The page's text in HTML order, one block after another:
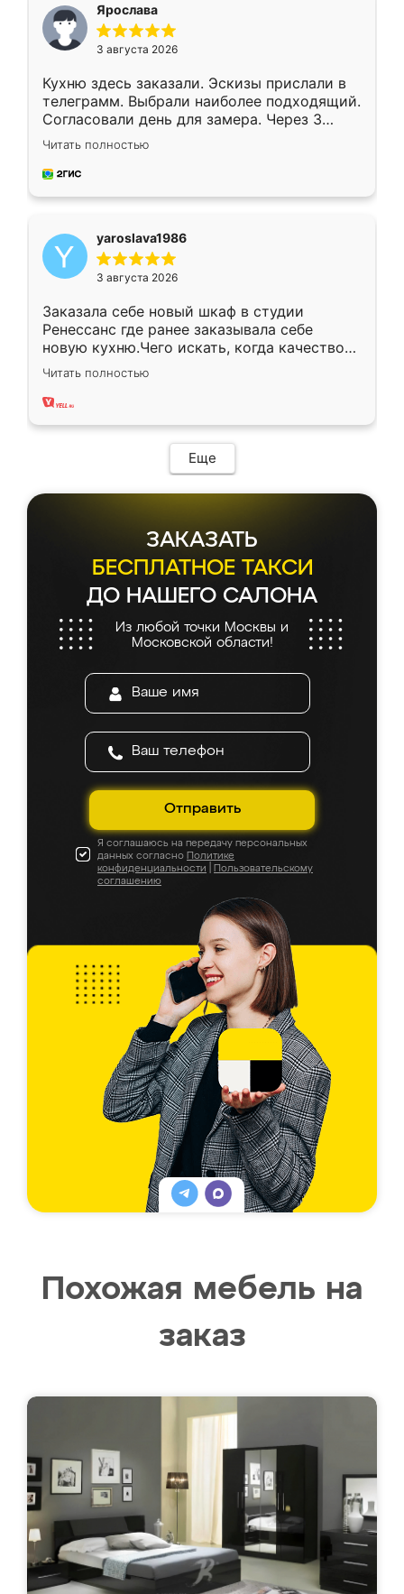
Ярослава
3 августа 2026
Кухню здесь заказали. Эскизы прислали в
телеграмм. Выбрали наиболее подходящий.
Согласовали день для замера. Через 3
недели кухня была уже готова. Остались
довольны работой. Спасибо Ренессанс
мебель за качественную работу!
Читать полностью
yaroslava1986
3 августа 2026
Заказала себе новый шкаф в студии
Ренессанс где ранее заказывала себе
новую кухню.Чего искать, когда качеством
вполне довольна. Служит кухня уже почти
два года, нареканий нет.
Читать полностью
Еще
ЗАКАЗАТЬ
БЕСПЛАТНОЕ ТАКСИ
ДО НАШЕГО САЛОНА
Из любой точки Москвы и
Московской области!
Отправить
Я соглашаюсь на передачу персональных
данных согласно Политике
конфиденциальности
Пользовательскому
соглашению
Похожая мебель на
заказ